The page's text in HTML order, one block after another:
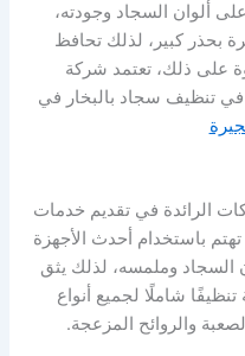
ألوان السجاد وجودته،
بحذر كبير، لذلك تحافظ
على ذلك، تعتمد شركة
في تنظيف سجاد بالبخار في
الرائدة في تقديم خدمات
باستخدام أحدث الأجهزة
السجاد وملمسه، لذلك يثق
تنظيفًا شاملًا لجميع أنواع
والروائح المزعجة.